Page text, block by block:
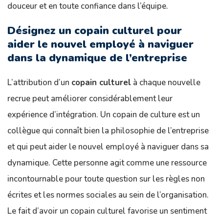
douceur et en toute confiance dans l’équipe.
Désignez un copain culturel pour
aider le nouvel employé à naviguer
dans la dynamique de l’entreprise
L’attribution d’un copain culturel à chaque nouvelle
recrue peut améliorer considérablement leur
expérience d’intégration. Un copain de culture est un
collègue qui connaît bien la philosophie de l’entreprise
et qui peut aider le nouvel employé à naviguer dans sa
dynamique. Cette personne agit comme une ressource
incontournable pour toute question sur les règles non
écrites et les normes sociales au sein de l’organisation.
Le fait d’avoir un copain culturel favorise un sentiment